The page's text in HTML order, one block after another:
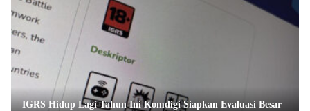
IGRS Hidup Lagi Tahun Ini Komdigi Siapkan Evaluasi Besar